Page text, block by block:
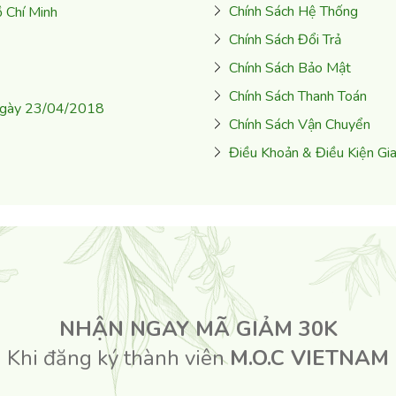
phân bổ nhanh độ ẩm đến các tầng da, giúp cấp nước, dịu
khôi phục và cân bằng độ ẩm nên kiểm soát được dầu
Asiaticoside) được bọc trong các túi ngoại bào
đỏ và kích ứng da. Đồng thời kích thích tăng sinh tế bào
chặn thất thoát độ ẩm của da từ bên trong và ngăn cản các
Minh
23/04/2018
Chính Sách Hệ Thống
Chính Sách Đổi Trả
Chính Sách Bảo Mật
Chính Sách Thanh Toán
Chính Sách Vận Chuyển
Điều Khoản & Điều Kiện
NHẬN NGAY MÃ GIẢM 30K
Khi đăng ký thành viênM.O.C VIETNAM